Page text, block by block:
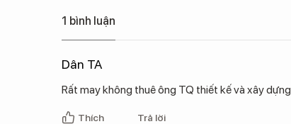
1 bình luận
Dân TA
Rất may không thuê ông TQ thiết kế và xây dựng
Thích Trả lời